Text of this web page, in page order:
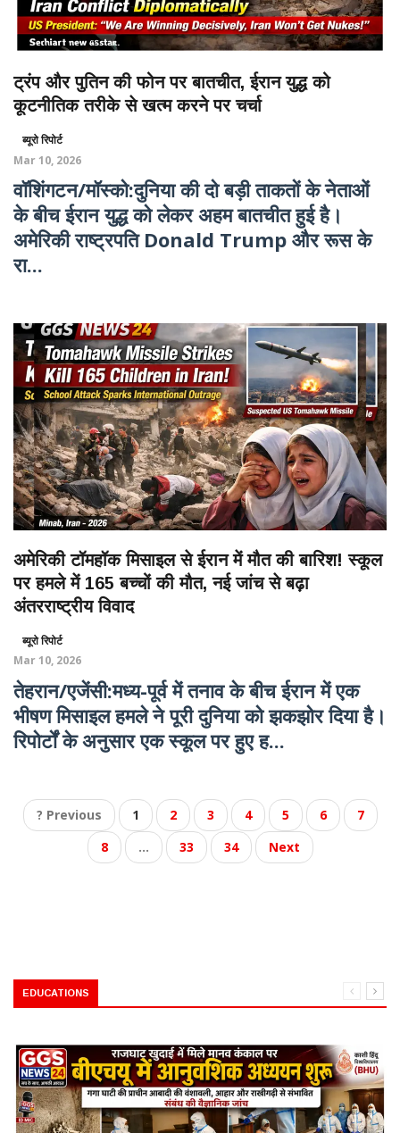
ट्रंप और पुतिन की फोन पर बातचीत, ईरान युद्ध को
कूटनीतिक तरीके से खत्म करने पर चर्चा
ब्यूरो रिपोर्ट
Mar 10, 2026
वॉशिंगटन/मॉस्को:दुनिया की दो बड़ी ताकतों के नेताओं
के बीच ईरान युद्ध को लेकर अहम बातचीत हुई है।
अमेरिकी राष्ट्रपति Donald Trump और रूस के
रा...
अमेरिकी टॉमहॉक मिसाइल से ईरान में मौत की बारिश! स्कूल
पर हमले में 165 बच्चों की मौत, नई जांच से बढ़ा
अंतरराष्ट्रीय विवाद
ब्यूरो रिपोर्ट
Mar 10, 2026
तेहरान/एजेंसी:मध्य-पूर्व में तनाव के बीच ईरान में एक
भीषण मिसाइल हमले ने पूरी दुनिया को झकझोर दिया है।
रिपोर्टों के अनुसार एक स्कूल पर हुए ह...
? Previous 1 2 3 4 5 6
7
8
... 33 34 Next
EDUCATIONS